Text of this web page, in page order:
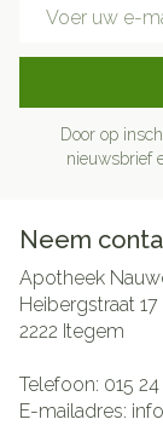
Door op
nieuwsbrief
Neem
Apotheek
Heibergstraat 17
2222 Itegem
Telefoon: 015
E-mailadres: